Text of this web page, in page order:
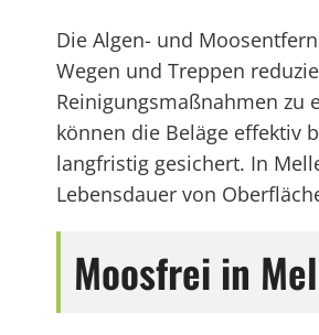
Die Algen- und
Wegen und Treppen
Reinigungsmaßnahmen
können die Beläge effektiv
langfristig gesichert. In
Lebensdauer von
Moosfrei in